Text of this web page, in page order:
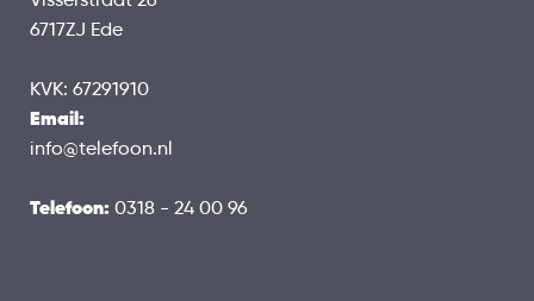
6717ZJ Ede
KVK: 67291910
Email:
info@telefoon.nl
Telefoon: 0318 - 24 00 96